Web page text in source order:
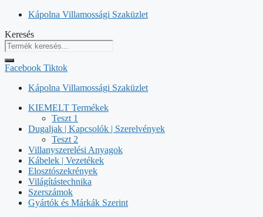
Kilépés
tartalomba
Kápolna Villamossági Szaküzlet
Keresés
Facebook Tiktok
Kápolna Villamossági Szaküzlet
KIEMELT Termékek
Teszt 1
Dugaljak | Kapcsolók | Szerelvények
Teszt 2
Villanyszerelési Anyagok
Kábelek | Vezetékek
Elosztószekrények
Világítástechnika
Szerszámok
Gyártók és Márkák Szerint